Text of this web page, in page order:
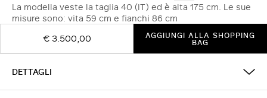
La modella veste la taglia 40 (IT) ed è alta 175 cm. Le sue
misure sono: vita 59 cm e fianchi 86 cm
€ 3.500,00
AGGIUNGI ALLA SHOPPING
BAG
DETTAGLI